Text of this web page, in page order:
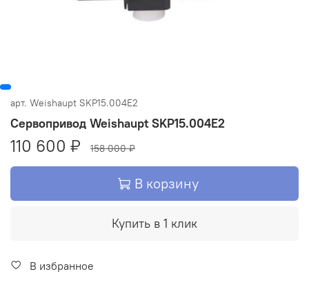
арт. Weishaupt SKP15.004E2
Сервопривод Weishaupt SKP15.004E2
110 600 ₽ 158 000 ₽
В корзину
Купить в 1 клик
В избранное